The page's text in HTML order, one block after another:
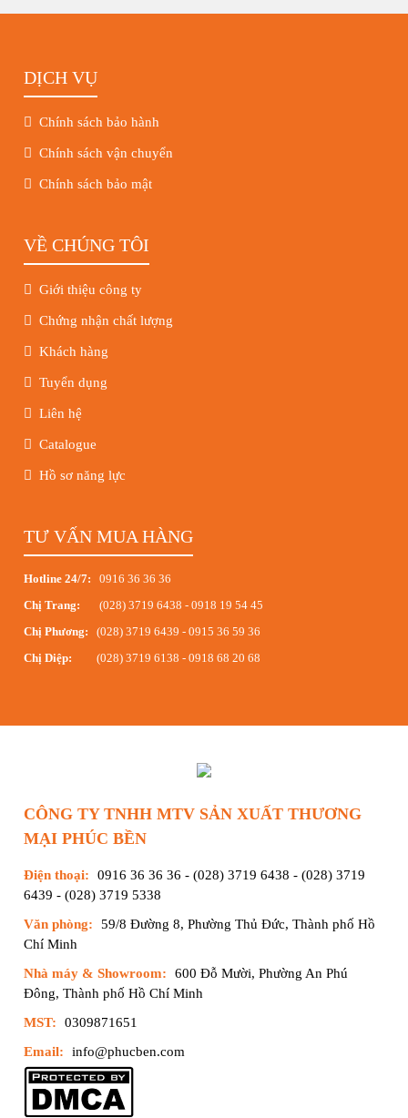
DỊCH VỤ
Chính sách bảo hành
Chính sách vận chuyển
Chính sách bảo mật
VỀ CHÚNG TÔI
Giới thiệu công ty
Chứng nhận chất lượng
Khách hàng
Tuyển dụng
Liên hệ
Catalogue
Hồ sơ năng lực
TƯ VẤN MUA HÀNG
Hotline 24/7:
0916 36 36 36
Chị Trang:
(028) 3719 6438 - 0918 19 54 45
Chị Phương:
(028) 3719 6439 - 0915 36 59 36
Chị Diệp:
(028) 3719 6138 - 0918 68 20 68
CÔNG TY TNHH MTV SẢN XUẤT THƯƠNG
MẠI PHÚC BỀN
Điện thoại: 0916 36 36 36 - (028) 3719 6438 - (028) 3719
6439 - (028) 3719 5338
Văn phòng:
59/8 Đường 8, Phường Thủ Đức, Thành phố Hồ
Chí Minh
Nhà máy & Showroom:
600 Đỗ Mười, Phường An Phú
Đông, Thành phố Hồ Chí Minh
MST:
0309871651
Email:
info@phucben.com